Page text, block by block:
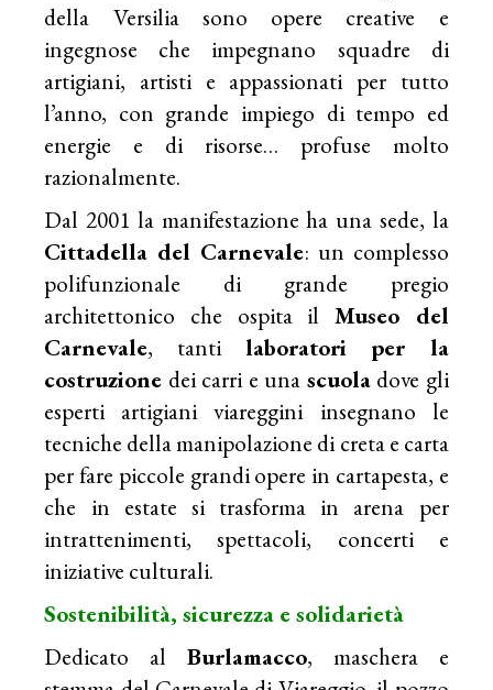
della Versilia sono opere creative e
ingegnose che impegnano squadre di
artigiani, artisti e appassionati per tutto
l’anno, con grande impiego di tempo ed
energie e di risorse… profuse molto
razionalmente.
Dal 2001 la manifestazione ha una sede, la
Cittadella del Carnevale: un complesso
polifunzionale di grande pregio
architettonico che ospita il Museo del
Carnevale, tanti laboratori per la
costruzione dei carri e una scuoladove gli
esperti artigiani viareggini insegnano le
tecniche della manipolazione di creta e carta
per fare piccole grandi opere in cartapesta, e
che in estate si trasforma in arena per
intrattenimenti, spettacoli, concerti e
iniziative culturali.
Sostenibilità, sicurezza e solidarietà
Dedicato al Burlamacco, maschera e